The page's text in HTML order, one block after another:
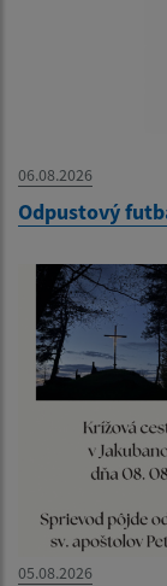
06.08.2026
Odpustový
05.08.2026